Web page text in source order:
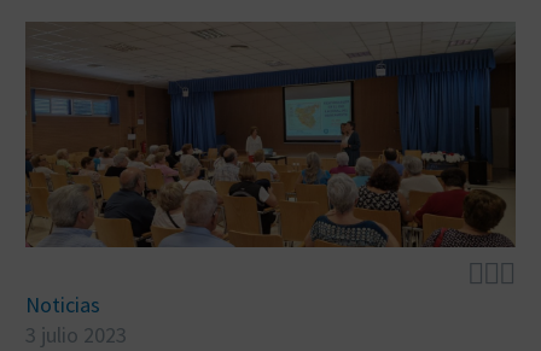
  
Noticias
3 julio 2023